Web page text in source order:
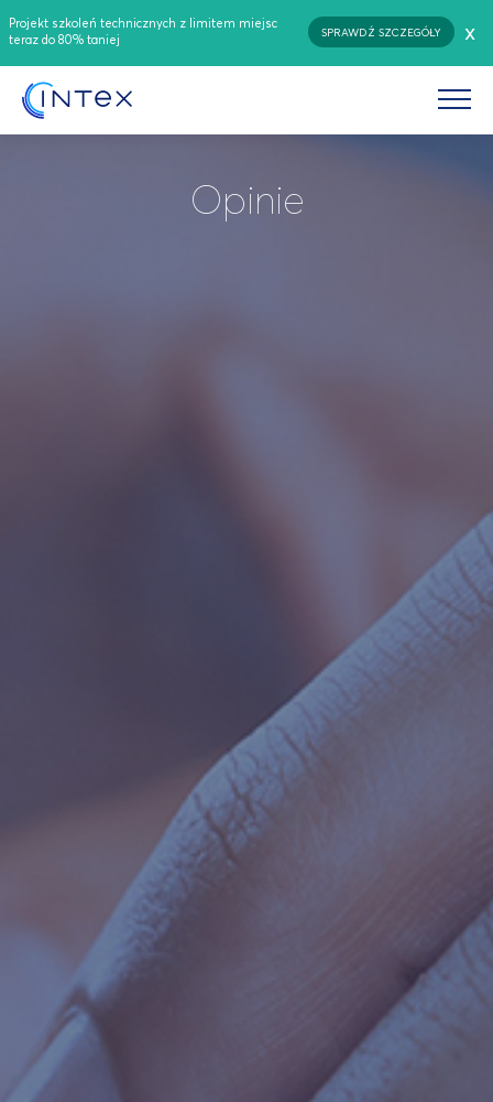
Projekt szkoleń technicznych z limitem miejsc
teraz do 80% taniej
SPRAWDŹ SZCZEGÓŁY x
Opinie